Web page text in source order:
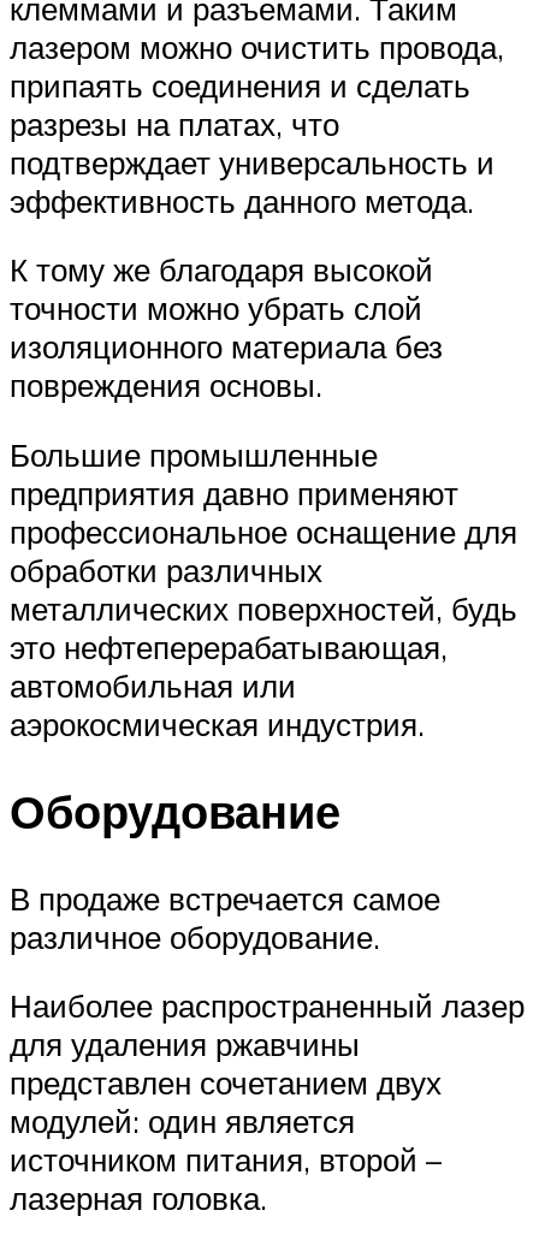
клеммами и разъемами. Таким
лазером можно очистить провода,
припаять соединения и сделать
разрезы на платах, что
подтверждает универсальность и
эффективность данного метода.
К тому же благодаря высокой
точности можно убрать слой
изоляционного материала без
повреждения основы.
Большие промышленные
предприятия давно применяют
профессиональное оснащение для
обработки различных
металлических поверхностей, будь
это нефтеперерабатывающая,
автомобильная или
аэрокосмическая индустрия.
Оборудование
В продаже встречается самое
различное оборудование.
Наиболее распространенный лазер
для удаления ржавчины
представлен сочетанием двух
модулей: один является
источником питания, второй –
лазерная головка.